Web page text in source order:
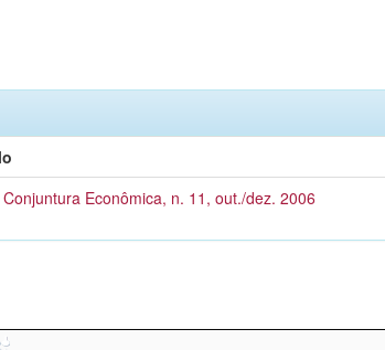
Conjuntura Econômica, n. 11, out./dez. 2006